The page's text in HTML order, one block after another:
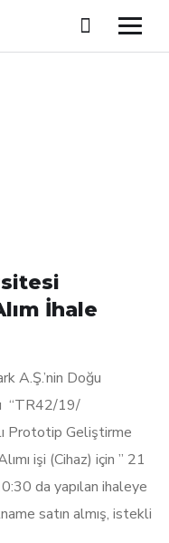
İhale
A.Ş.’nin Doğu
“TR42/19/
Prototip Geliştirme
işi (Cihaz) için ” 21
da yapılan ihaleye
satın almış, istekli